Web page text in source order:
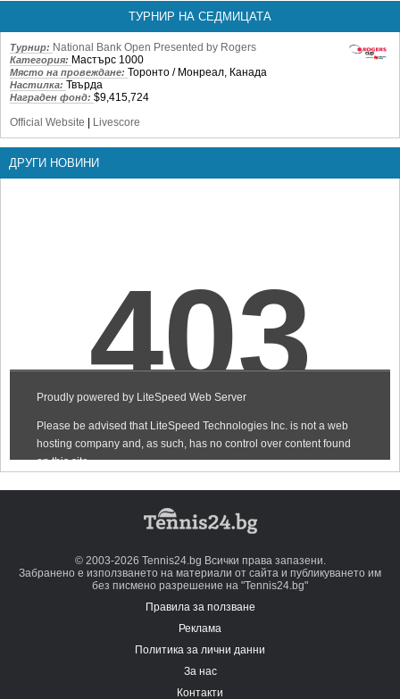
ТУРНИР НА СЕДМИЦАТА
Турнир: National Bank Open Presented by Rogers
Категория: Мастърс 1000
Място на провеждане: Торонто / Монреал, Канада
Настилка: Твърда
Награден фонд: $9,415,724
Official Website | Livescore
ДРУГИ НОВИНИ
© 2003-2026 Tennis24.bg Всички права запазени.
Забранено е използването на материали от сайта и публикуването им
без писмено разрешение на "Tennis24.bg"
Правила за ползване
Реклама
Политика за лични данни
За нас
Контакти